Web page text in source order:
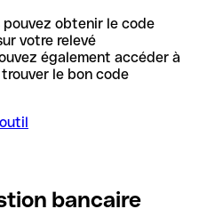
pouvez obtenir le code
votre relevé
également accéder à
le bon code
bancaire